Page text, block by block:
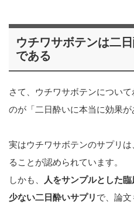
ウチワサボテンは二
である
さて、ウチワサボテンについ
のが「二日酔いに本当に効果が
実はウチワサボテンのサプリ
ることが認められています。
しかも、
人をサンプルとした
少ない二日酔いサプリ で、論文